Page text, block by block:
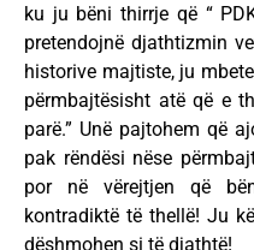
ku ju bëni thirrje që “
pretendojnë djathtizmin
historive majtiste, ju
përmbajtësisht atë që e
parë.” Unë pajtohem që
pak rëndësi nëse
por në vërejtjen që
kontradiktë të thellë! Ju
dëshmohen si të djathtë!